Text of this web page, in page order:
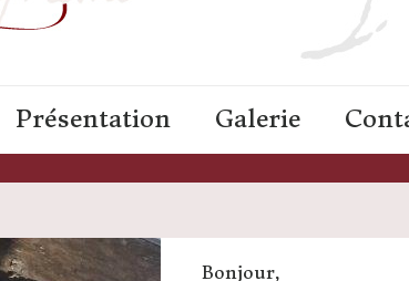
Présentation Galerie
Bonjour,